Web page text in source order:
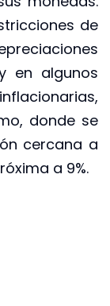
de
en algunos
donde se
cercana a
a 9%.